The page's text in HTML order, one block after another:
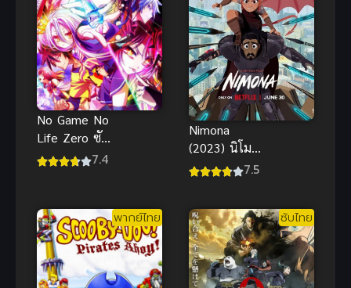
No Game No
Life Zero ซับ
ไทย
7.4
Nimona
(2023) นิโม
นา พากย์ไทย
คชั่นสุดป่วน
น่ารัก
7.5
พากย์ไทย ซับไทย